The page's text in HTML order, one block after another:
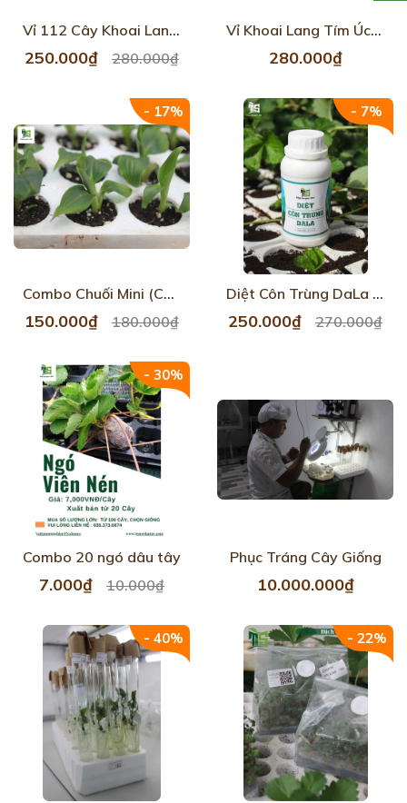
Vỉ 112 Cây Khoai Lang Nhật Ruột Vàng DJF
250.000₫ 280.000₫
Vỉ Khoai Lang Tím Úc 112 cây
280.000₫
- 17%
Combo Chuối Mini (Chuối Cấy Mô)
150.000₫ 180.000₫
- 7%
Diệt Côn Trùng DaLa (Chai 250ML)
250.000₫ 270.000₫
- 30%
Combo 20 ngó dâu tây
7.000₫ 10.000₫
Phục Tráng Cây Giống
10.000.000₫
- 40% - 22%